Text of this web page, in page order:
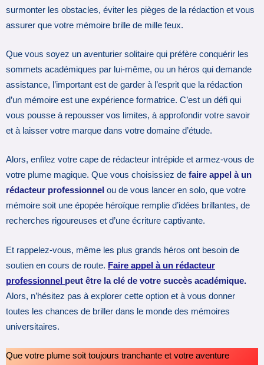
surmonter les obstacles, éviter les pièges de la rédaction et vous
assurer que votre mémoire brille de mille feux.
Que vous soyez un aventurier solitaire qui préfère conquérir les
sommets académiques par lui-même, ou un héros qui demande
assistance, l’important est de garder à l’esprit que la rédaction
d’un mémoire est une expérience formatrice. C’est un défi qui
vous pousse à repousser vos limites, à approfondir votre savoir
et à laisser votre marque dans votre domaine d’étude.
Alors, enfilez votre cape de rédacteur intrépide et armez-vous de
votre plume magique. Que vous choisissiez de faire appel à un
rédacteur professionnel ou de vous lancer en solo, que votre
mémoire soit une épopée héroïque remplie d’idées brillantes, de
recherches rigoureuses et d’une écriture captivante.
Et rappelez-vous, même les plus grands héros ont besoin de
soutien en cours de route. Faire appel à un rédacteur
professionnel peut être la clé de votre succès académique.
Alors, n’hésitez pas à explorer cette option et à vous donner
toutes les chances de briller dans le monde des mémoires
universitaires.
Que votre plume soit toujours tranchante et votre aventure